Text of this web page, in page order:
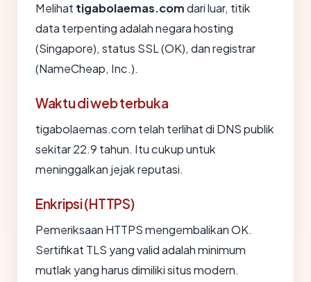
Melihat tigabolaemas.comdari luar, titik
data terpenting adalah negara hosting
(Singapore), status SSL (OK), dan registrar
(NameCheap, Inc.).
Waktu di web terbuka
tigabolaemas.com telah terlihat di DNS publik
sekitar 22.9 tahun. Itu cukup untuk
meninggalkan jejak reputasi.
Enkripsi (HTTPS)
Pemeriksaan HTTPS mengembalikan OK.
Sertifikat TLS yang valid adalah minimum
mutlak yang harus dimiliki situs modern.